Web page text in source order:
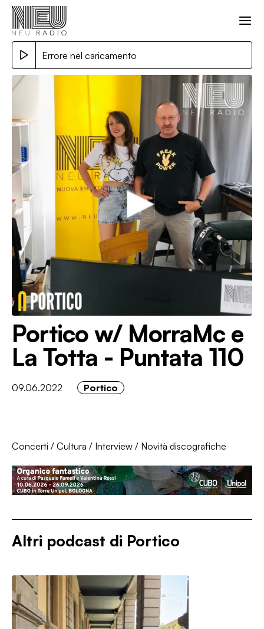
Errore nel caricamento
Portico w/ MorraMc e
La Totta - Puntata 110
09.06.2022 Portico
Concerti / Cultura / Interview / Novità discografiche
Altri podcast di Portico